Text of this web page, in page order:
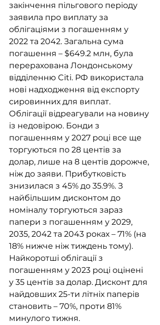
закінчення пільгового періоду
заявила про виплату за
облігаціями з погашенням у
2022 та 2042. Загальна сума
погашення – $649.2 млн, була
перерахована Лондонському
відділенню Citi. РФ використала
нові надходження від експорту
сировинних для виплат.
Облігації відреагували на новину
із недовірою. Бонди з
погашенням у 2027 році все ще
торгуються по 28 центів за
долар, лише на 8 центів дорожче,
ніж до заяви. Прибутковість
знизилася з 45% до 35.9%. З
найбільшим дисконтом до
номіналу торгуються зараз
папери з погашенням у 2029,
2035, 2042 та 2043 роках – 71% (на
18% нижче ніж тиждень тому).
Найкоротші облігації з
погашенням у 2023 році оцінені
у 35 центів за долар. Дисконт для
найдовших 25-ти літніх паперів
становить – 70%, проти 81%
минулого тижня.